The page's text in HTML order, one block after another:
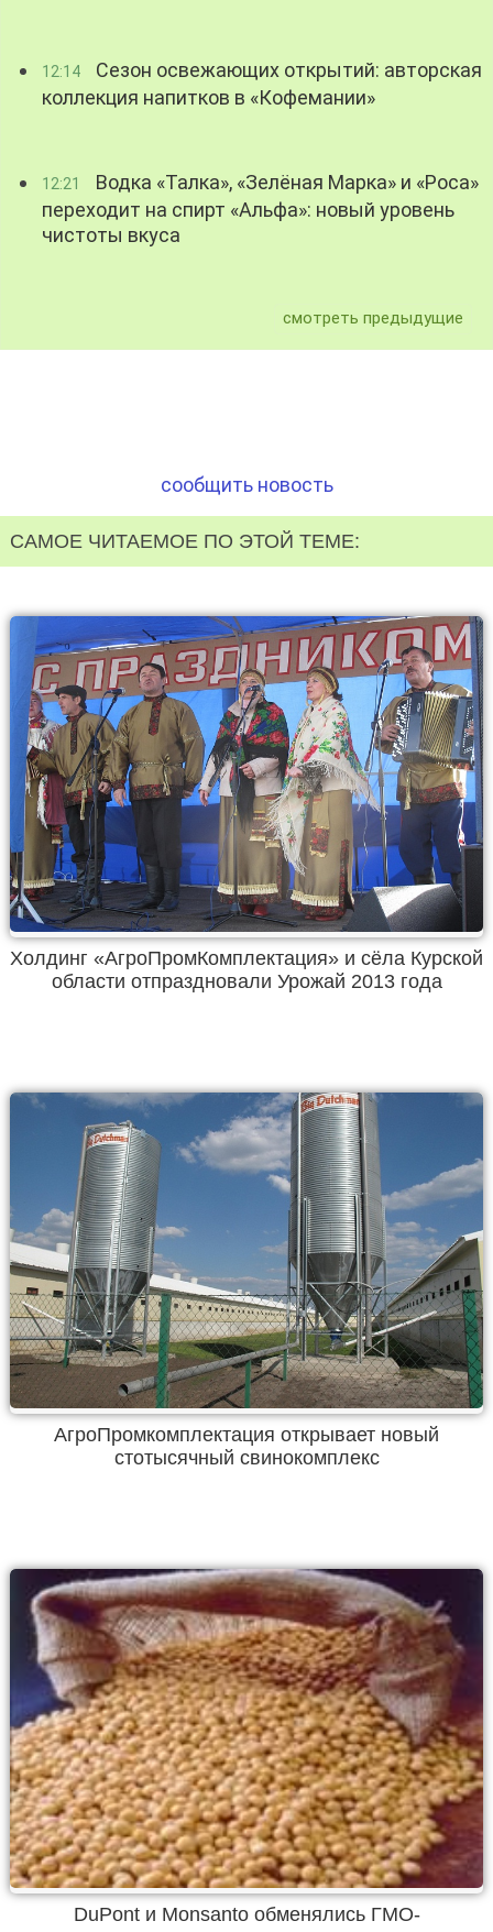
12:14
Сезон освежающих открытий: авторская
коллекция напитков в «Кофемании»
12:21
Водка «Талка», «Зелёная Марка» и «Роса»
переходит на спирт «Альфа»: новый уровень
чистоты вкуса
смотреть предыдущие
сообщить новость
САМОЕ ЧИТАЕМОЕ ПО ЭТОЙ ТЕМЕ:
Холдинг «АгроПромКомплектация» и сёла Курской
области отпраздновали Урожай 2013 года
АгроПромкомплектация открывает новый
стотысячный свинокомплекс
DuPont и Monsanto обменялись ГМО-